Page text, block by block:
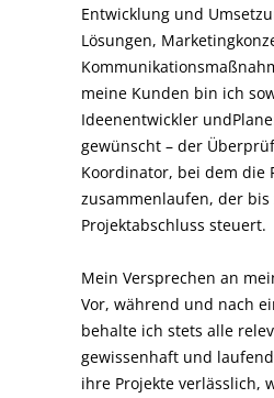
Entwicklung und
Lösungen,
meine Kunden bin ich
Ideenentwickler
gewünscht – der
Koordinator, bei dem die
zusammenlaufen, der bis
Projektabschluss steuert.
Mein Versprechen an
Vor, während und nach
behalte ich stets alle
gewissenhaft und
ihre Projekte verlässlich,